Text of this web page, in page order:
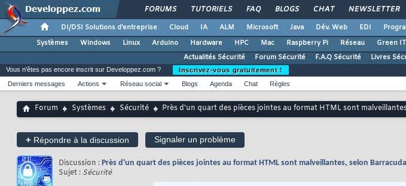
FORUMS TUTORIELS FAQ BLOGS CHAT NEWSLETTER
DI/DSI Solutions d'entreprise Cloud IA ALM Microsoft Java Dév. Web EDI
Systèmes
Windows Linux Arduino Hardware HPC Mac Raspberry Pi Réseau Green IT
Actualités Sécurité
Forum Sécurité F.A.Q Sécurité Livres
Vous n'êtes pas encore inscrit sur Developpez.com ?
Inscrivez-vous gratuitement !
Derniers messages
Actions Réseau social Blogs Agenda Chat Règles
Forum Systèmes Sécurité Près d'un quart des pièces jointes au format HTML sont
+ Répondre à la discussion Signaler un problème
Discussion : Près d'un quart des pièces jointes au format HTML sont malveillantes, selon Barracuda
Sujet : Sécurité